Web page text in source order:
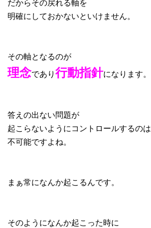
明確にしておかないといけません。
その軸となるのが
理念であり行動指針になります。
答えの出ない問題が
起こらないようにコントロールするのは
不可能ですよね。
まぁ常になんか起こるんです。
そのようになんか起こった時に